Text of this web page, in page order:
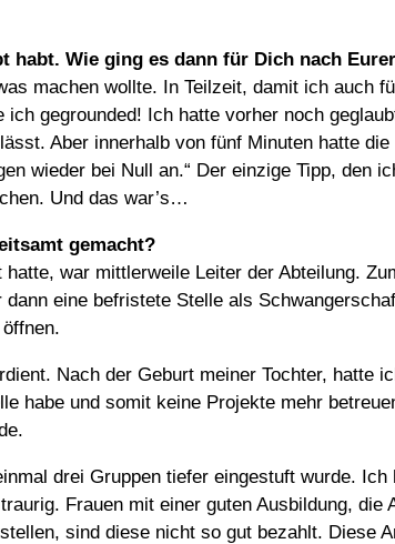
Wie ging es dann für Dich nach
machen wollte. In Teilzeit, damit ich auch
gegrounded! Ich hatte vorher noch
Aber innerhalb von fünf Minuten hatte
wieder bei Null an.“ Der einzige Tipp, den
Und das war’s…
gemacht?
war mittlerweile Leiter der Abteilung.
eine befristete Stelle als
Nach der Geburt meiner Tochter, hatte
habe und somit keine Projekte mehr
drei Gruppen tiefer eingestuft wurde.
Frauen mit einer guten Ausbildung,
sind diese nicht so gut bezahlt.